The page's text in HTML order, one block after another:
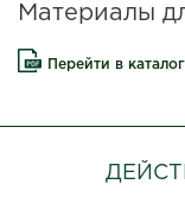
Материалы
Перейти в каталог